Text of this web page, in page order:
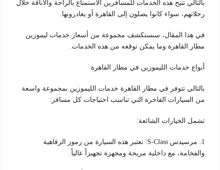
بالتالي تتيح هذه الخدمات للمسافرين الاستمتاع بالراحة والأناقة خلال
رحلاتهم، سواء كانوا يصلون إلى القاهرة أو يغادرونها.
في هذا المقال، سنستكشف مجموعة من أسعار خدمات ليموزين
مطار القاهرة وما يمكن توقعه من هذه الخدمات.
أنواع خدمات الليموزين في مطار القاهرة
بالتالي تتوفر في مطار القاهرة خدمات الليموزين بمجموعة واسعة
من السيارات الفاخرة التي تناسب احتياجات كل مسافر.
تشمل الخيارات الشائعة:
1. مرسيدس S-Class: تعتبر هذه السيارة من رموز الرفاهية
والفخامة، مع داخلية مريحة ومجهزة تجهيزاً عالياً.